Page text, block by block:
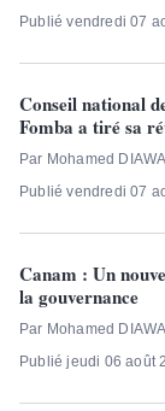
Publié vendredi 07
Conseil national
Fomba a tiré sa
Par Mohamed
Publié vendredi 07
Canam : Un
la gouvernance
Par Mohamed
Publié jeudi 06 août